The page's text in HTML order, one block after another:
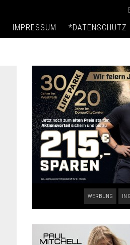
IMPRESSUM *DATENSCHUTZ
WERBUNG